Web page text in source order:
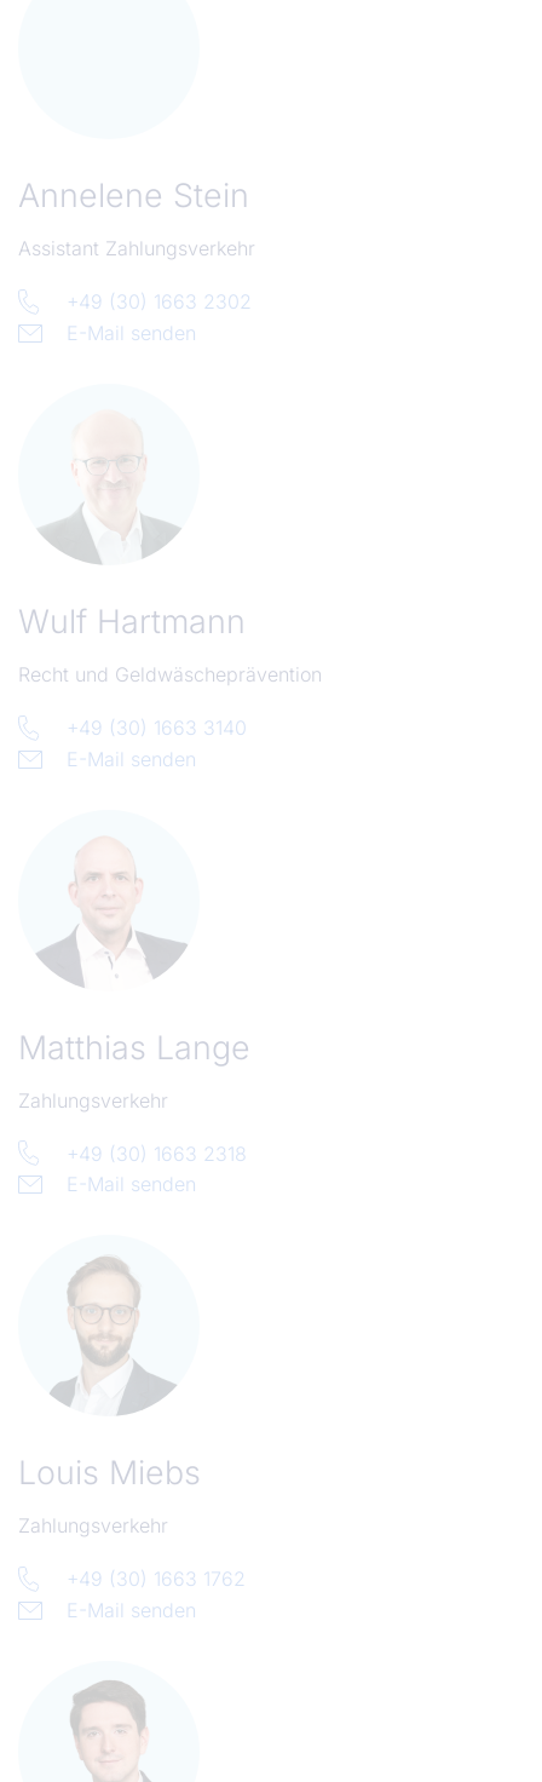
Annelene Stein
Assistant Zahlungsverkehr
+49 (30) 1663 2302
E-Mail senden
Wulf Hartmann
Recht und Geldwäscheprävention
+49 (30) 1663 3140
E-Mail senden
Matthias Lange
Zahlungsverkehr
+49 (30) 1663 2318
E-Mail senden
Louis Miebs
Zahlungsverkehr
+49 (30) 1663 1762
E-Mail senden